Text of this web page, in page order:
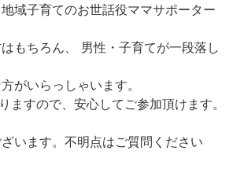
域子育てのお世話役ママサポーター
もちろん、 男性・子育てが一段落し
がいらっしゃいます。
ますので、安心してご参加頂けます。
います。不明点はご質問ください